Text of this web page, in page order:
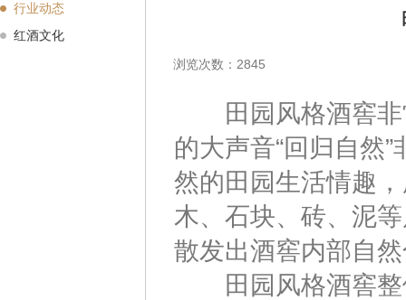
行业动态
红酒文化
浏览次数：2845
田园风格酒窖非
的大声音“回归自然
然的田园生活情趣
木、石块、砖、泥
散发出酒窖内部自
田园风格酒窖整